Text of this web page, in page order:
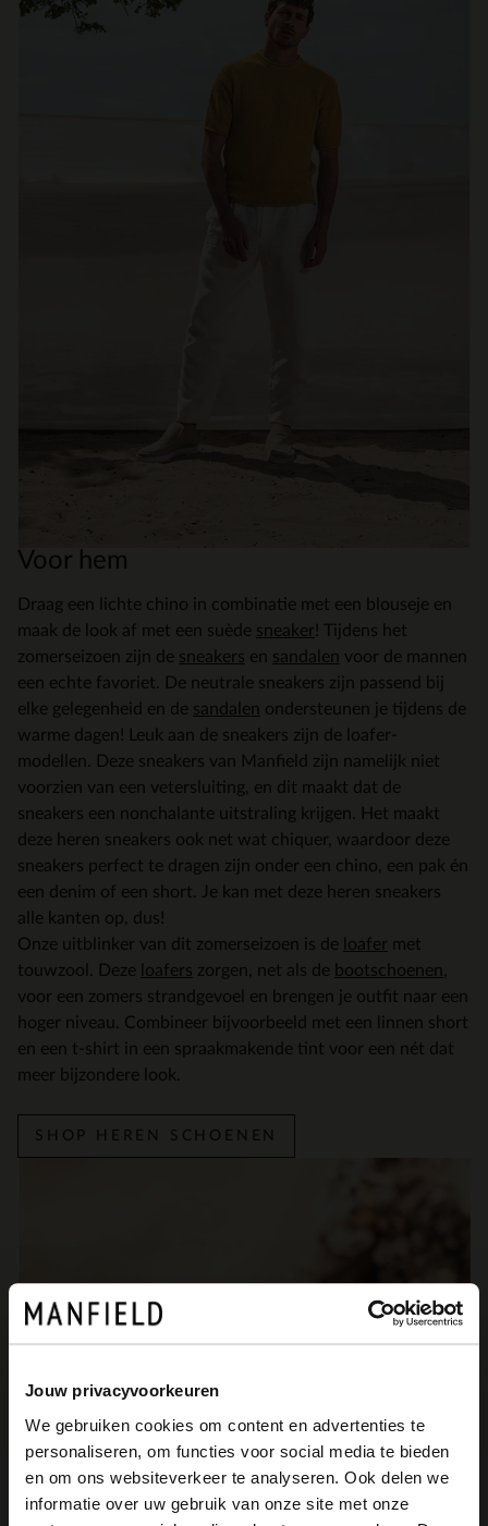
Jouw privacyvoorkeuren
We gebruiken cookies om content en advertenties te
personaliseren, om functies voor social media te bieden
en om ons websiteverkeer te analyseren. Ook delen we
informatie over uw gebruik van onze site met onze
Voor hem
Draag een lichte chino in combinatie met een blouseje en
maak de look af met een suède sneaker! Tijdens het
zomerseizoen zijn de sneakers en sandalen voor de mannen
een echte favoriet. De neutrale sneakers zijn passend bij
elke gelegenheid en de sandalen ondersteunen je tijdens de
warme dagen! Leuk aan de sneakers zijn de loafer-
modellen. Deze sneakers van Manfield zijn namelijk niet
voorzien van een vetersluiting, en dit maakt dat de
sneakers een nonchalante uitstraling krijgen. Het maakt
deze heren sneakers ook net wat chiquer, waardoor deze
sneakers perfect te dragen zijn onder een chino, een pak én
een denim of een short. Je kan met deze heren sneakers
alle kanten op, dus!
Onze uitblinker van dit zomerseizoen is de
loafer met
touwzool. Deze
loafers zorgen, net als de bootschoenen,
voor een zomers strandgevoel en brengen je outfit naar een
hoger niveau. Combineer bijvoorbeeld met een linnen short
en een t-shirt in een spraakmakende tint voor een nét dat
meer bijzondere look.
SHOP HEREN SCHOENEN
×
View this website in English?